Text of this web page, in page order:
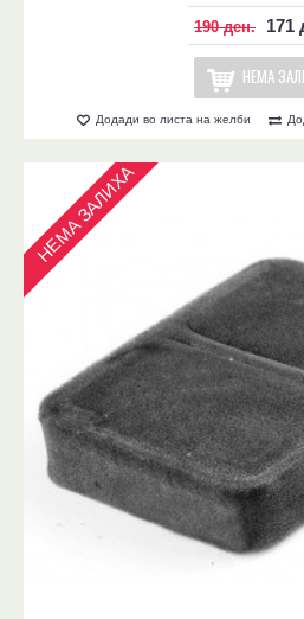
190 ден. 171
НЕМА
Додади во листа на желби
НЕМА ЗАЛИХА